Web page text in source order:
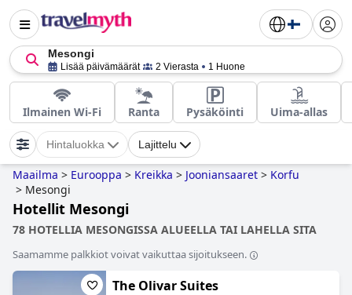
Mesongi
Lisää päivämäärät 2 Vierasta 1 Huone
Ilmainen Wi-Fi Ranta Pysäköinti Uima-allas
Hintaluokka Lajittelu
Maailma > Eurooppa > Kreikka > Jooniansaaret > Korfu
> Mesongi
Hotellit Mesongi
78 HOTELLIA MESONGISSA ALUEELLA TAI LAHELLA SITA
Saamamme palkkiot voivat vaikuttaa sijoitukseen.
The Olivar Suites